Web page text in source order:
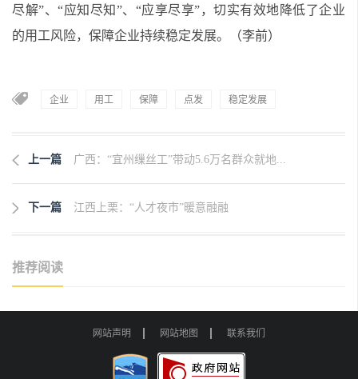
尽解”、“应知尽知”、“应享尽享”，切实有效地降低了企业
的用工风险，保障企业持续稳定发展。（李前）
企业 用工 保障 点发 稳定发展
上一篇 广西：“宜州缫丝工”带动5.6万名群众就地...
下一篇 江西上栗：“人才夜市”暖意融融
推荐阅读
网站声明 网站地图 联系我们